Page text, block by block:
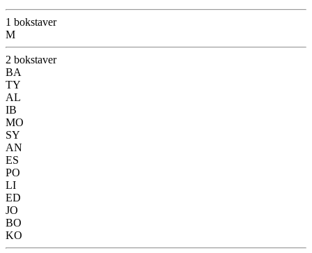
1 bokstaver
M
2 bokstaver
BA
TY
AL
IB
MO
SY
AN
ES
PO
LI
ED
JO
BO
KO